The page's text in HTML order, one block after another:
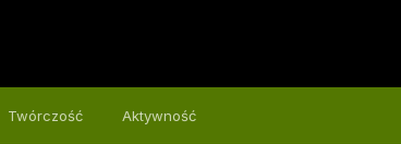
Twórczość Aktywność